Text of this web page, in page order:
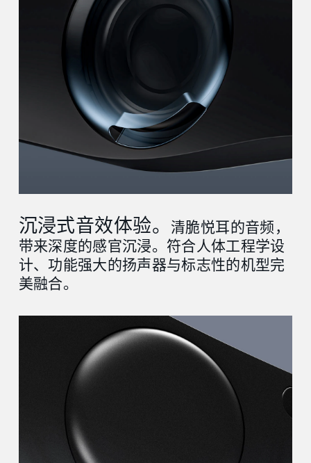
沉浸式音效体验。
清脆悦耳的音频，
带来深度的感官沉浸。符合人体工程学设
计、功能强大的扬声器与标志性的机型完
美融合。